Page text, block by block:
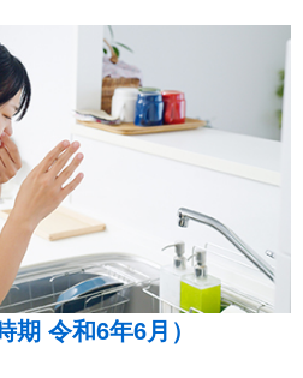
期 令和6年6月）